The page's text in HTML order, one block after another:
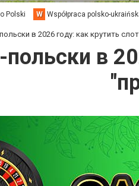
Polski W Współpraca polsko-
в 2026 году: как крутить
польски в